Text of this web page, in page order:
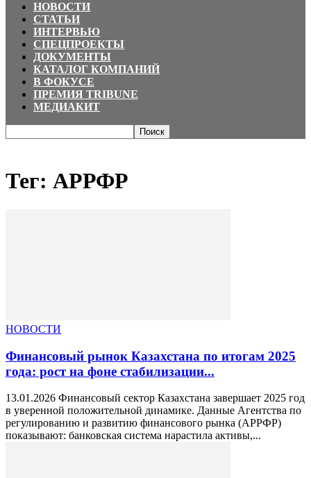
НОВОСТИ
СТАТЬИ
ИНТЕРВЬЮ
СПЕЦПРОЕКТЫ
ДОКУМЕНТЫ
КАТАЛОГ КОМПАНИЙ
В ФОКУСЕ
ПРЕМИЯ TRIBUNE
МЕДИАКИТ
Тег: АРРФР
НОВОСТИ
Финансовый рынок Казахстана по итогам 2025
года: рост на фоне стабилизации...
13.01.2026 Финансовый сектор Казахстана завершает 2025 год
в уверенной положительной динамике. Данные Агентства по
регулированию и развитию финансового рынка (АРРФР)
показывают: банковская система нарастила активы,...